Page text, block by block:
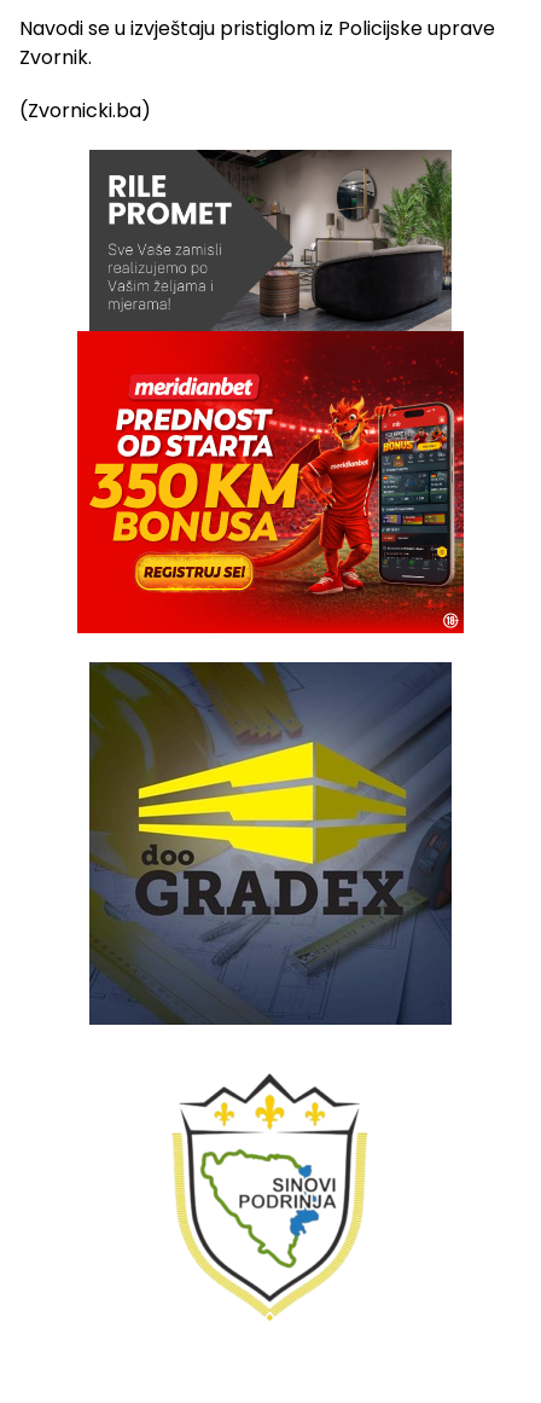
Navodi se u izvještaju pristiglom iz Policijske uprave
Zvornik.
(Zvornicki.ba)